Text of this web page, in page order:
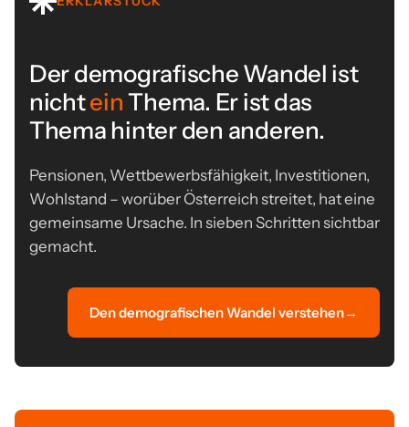
Der demografische Wandel ist
nichteinThema. Er ist das
Thema hinter den anderen.
Pensionen, Wettbewerbsfähigkeit, Investitionen,
Wohlstand – worüber Österreich streitet, hat eine
gemeinsame Ursache. In sieben Schritten sichtbar
gemacht.
Den demografischen Wandel verstehen→